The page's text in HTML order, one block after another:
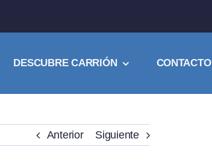
DESCUBRE CARRIÓN CONTACTO
Anterior Siguiente